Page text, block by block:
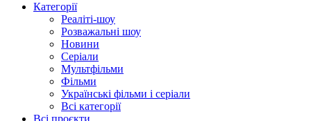
Категорії
Реаліті-шоу
Розважальні шоу
Новини
Серіали
Мультфільми
Фільми
Українські фільми і серіали
Всі категорії
Всі проєкти